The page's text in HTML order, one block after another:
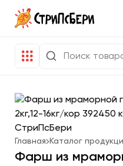
Главная Каталог
Фарш из